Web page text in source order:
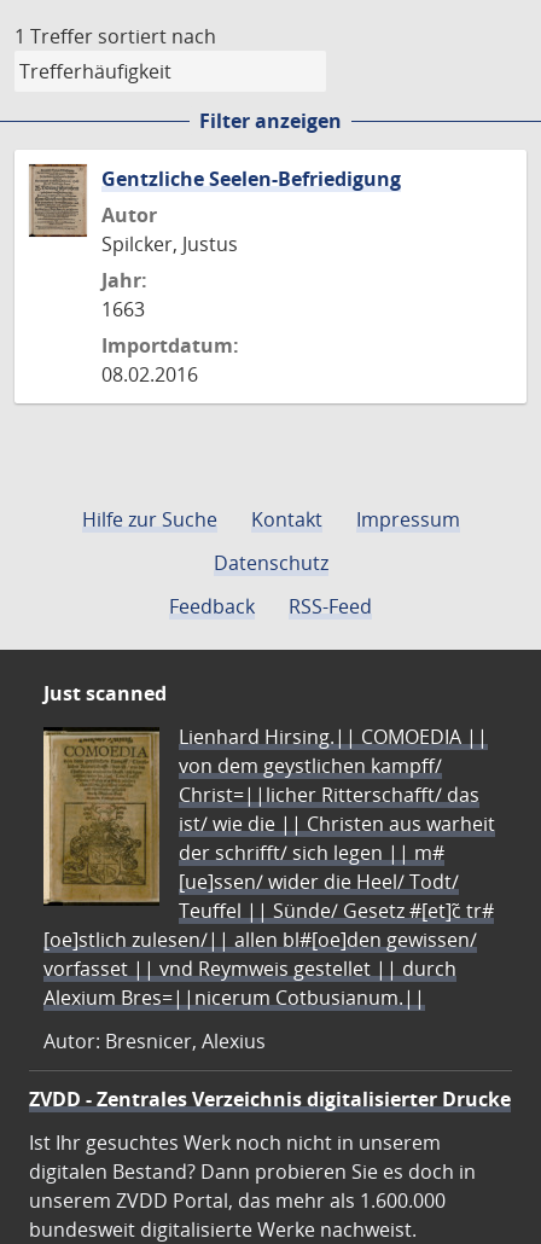
1 Treffer sortiert nach
Filter anzeigen
Gentzliche Seelen-Befriedigung
Autor
Spilcker, Justus
Jahr:
1663
Importdatum:
08.02.2016
Hilfe zur Suche Kontakt
Impressum
Datenschutz
Feedback
RSS-Feed
Just scanned
Lienhard Hirsing.|| COMOEDIA ||
von dem geystlichen kampff/
Christ=||licher Ritterschafft/ das
ist/ wie die || Christen aus warheit
der schrifft/ sich legen || m#
[ue]ssen/ wider die Heel/ Todt/
Teuffel || Sünde/ Gesetz #[et]c̃ tr#
[oe]stlich zulesen/|| allen bl#[oe]den gewissen/
vorfasset || vnd Reymweis gestellet || durch
Alexium Bres=||nicerum Cotbusianum.||
Autor: Bresnicer, Alexius
ZVDD - Zentrales Verzeichnis digitalisierter Drucke
Ist Ihr gesuchtes Werk noch nicht in unserem
digitalen Bestand? Dann probieren Sie es doch in
unserem ZVDD Portal, das mehr als 1.600.000
bundesweit digitalisierte Werke nachweist.